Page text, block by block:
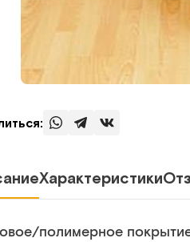
Характеристики
полимерное